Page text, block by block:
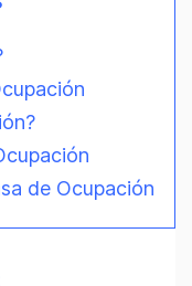
de Ocupación